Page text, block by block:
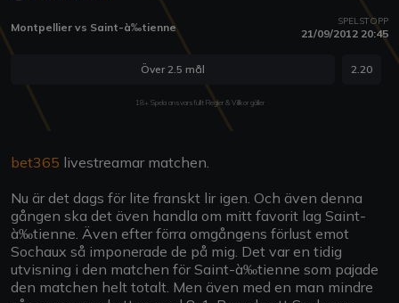
Montpellier vs Saint-à‰tienne SPELSTOPP
21/09/2012 20:45
Över 2.5 mål 2.20
18+ Spela ansvarsfullt Regler & Villkor gäller
bet365 livestreamar matchen.
Nu är det dags för lite franskt lir igen. Och även denna
gången ska det även handla om mitt favorit lag Saint-
à‰tienne. Även efter förra omgångens förlust emot
Sochaux så imponerade de på mig. Det var en tidig
utvisning i den matchen för Saint-à‰tienne som pajade
den matchen helt totalt. Men även med en man mindre